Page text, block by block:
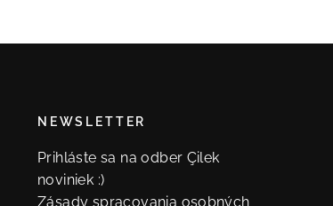
NEWSLETTER
Prihláste sa na odber Çilek
noviniek :)
Zásady spracovania osobných